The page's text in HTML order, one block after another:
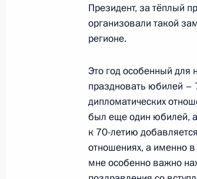
9 сентября 2012
Поздравление
9 сентября 2012 года, 12:00
Встреча с
саммита АТЭС
9 сентября 2012 года, 11:00
Президент, за тёплый
организовали такой
регионе.
Это год особенный для
праздновать юбилей –
дипломатических
был еще один юбилей, а
к 70-летию
отношениях, а именно
мне особенно важно